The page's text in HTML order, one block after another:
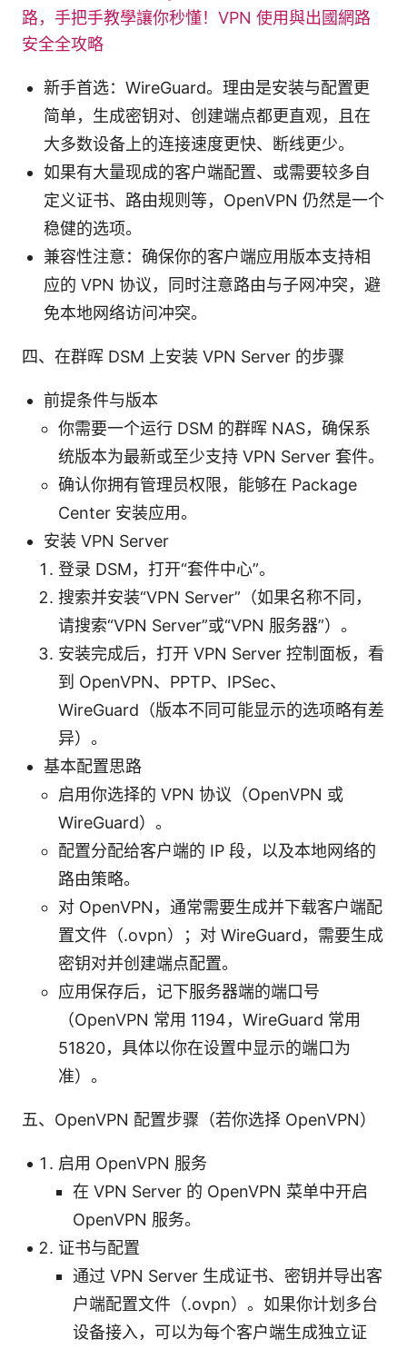
路，手把手教學讓你秒懂！VPN 使用與出國網路
安全全攻略
新手首选：WireGuard。理由是安装与配置更
简单，生成密钥对、创建端点都更直观，且在
大多数设备上的连接速度更快、断线更少。
如果有大量现成的客户端配置、或需要较多自
定义证书、路由规则等，OpenVPN 仍然是一个
稳健的选项。
兼容性注意：确保你的客户端应用版本支持相
应的 VPN 协议，同时注意路由与子网冲突，避
免本地网络访问冲突。
四、在群晖 DSM 上安装 VPN Server 的步骤
前提条件与版本
你需要一个运行 DSM 的群晖 NAS，确保系
统版本为最新或至少支持 VPN Server 套件。
确认你拥有管理员权限，能够在 Package
Center 安装应用。
安装 VPN Server
登录 DSM，打开“套件中心”。
搜索并安装“VPN Server”（如果名称不同，
请搜索“VPN Server”或“VPN 服务器”）。
安装完成后，打开 VPN Server 控制面板，看
到 OpenVPN、PPTP、IPSec、
WireGuard（版本不同可能显示的选项略有差
异）。
基本配置思路
启用你选择的 VPN 协议（OpenVPN 或
WireGuard）。
配置分配给客户端的 IP 段，以及本地网络的
路由策略。
对 OpenVPN，通常需要生成并下载客户端配
置文件（.ovpn）；对 WireGuard，需要生成
密钥对并创建端点配置。
应用保存后，记下服务器端的端口号
（OpenVPN 常用 1194，WireGuard 常用
51820，具体以你在设置中显示的端口为
准）。
五、OpenVPN 配置步骤（若你选择 OpenVPN）
启用 OpenVPN 服务
在 VPN Server 的 OpenVPN 菜单中开启
OpenVPN 服务。
证书与配置
通过 VPN Server 生成证书、密钥并导出客
户端配置文件（.ovpn）。如果你计划多台
设备接入，可以为每个客户端生成独立证